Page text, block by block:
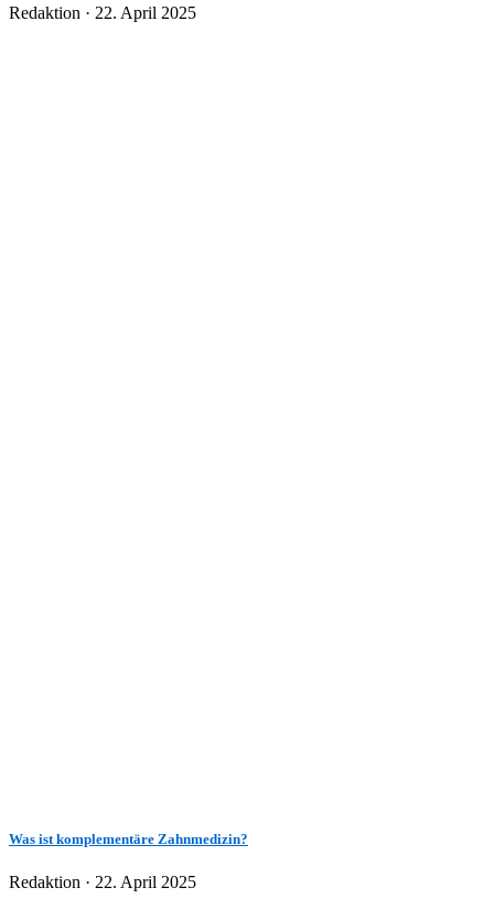
Redaktion · Veröffentlicht
22. April 2025
Was ist komplementäre Zahnmedizin?
Redaktion · Veröffentlicht
22. April 2025